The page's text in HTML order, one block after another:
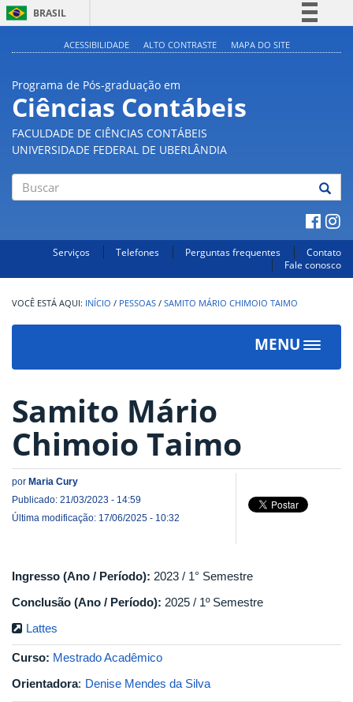
BRASIL
Acesso à informação
ACESSIBILIDADE ALTO CONTRASTE MAPA DO SITE
Programa de Pós-graduação em
Ciências Contábeis
FACULDADE DE CIÊNCIAS CONTÁBEIS
UNIVERSIDADE FEDERAL DE UBERLÂNDIA
Serviços Telefones Perguntas frequentes
Contato
Fale conosco
INÍCIO / PESSOAS / SAMITO MÁRIO CHIMOIO TAIMO
MENU
Toggle
Samito Mário
Chimoio Taimo
por Maria Cury
Publicado: 21/03/2023 - 14:59
Última modificação: 17/06/2025 - 10:32
Ingresso (Ano / Período): 2023 / 1° Semestre
Conclusão (Ano / Período): 2025 / 1º Semestre
Lattes
Curso: Mestrado Acadêmico
Orientadora: Denise Mendes da Silva